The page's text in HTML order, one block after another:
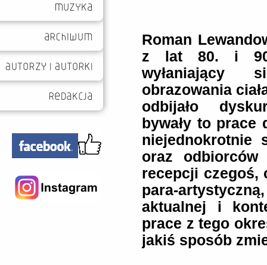
Roman
z lat 80. i 90.
wyłaniający
obrazowania
odbijało
bywały to
niejednokrotnie
oraz odbiorców
recepcji czegoś,
para-
aktualnej i
prace z tego
jakiś sposób